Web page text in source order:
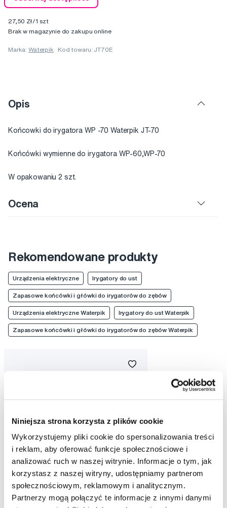
Niniejsza strona korzysta z plików cookie
Wykorzystujemy pliki cookie do spersonalizowania treści
i reklam, aby oferować funkcje społecznościowe i
analizować ruch w naszej witrynie. Informacje o tym, jak
korzystasz z naszej witryny, udostępniamy partnerom
społecznościowym, reklamowym i analitycznym.
Partnerzy mogą połączyć te informacje z innymi danymi
27,50 Zł/1 szt
Brak w magazynie do zakupu online
Marka:Waterpik Kod towaru: JT70E
Opis
Końcowki do irygatora WP -70 Waterpik JT-70
Końcówki wymienne do irygatora WP-60,WP-70
W opakowaniu 2 szt.
Ocena
Rekomendowane produkty
Urządzenia elektryczne Irygatory do ust
Zapasowe końcówki i główki do irygatorów do zębów
Urządzenia elektryczne Waterpik Irygatory do ust Waterpik
Zapasowe końcówki i główki do irygatorów do zębów Waterpik
Buccotherm pasta do zębów ochrona